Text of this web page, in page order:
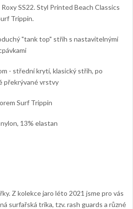
SS22. Styl Printed Beach Classics
Trippin.
"tank top" střih s nastavitelnými
- střední krytí, klasický střih, po
překrývané vrstvy
Surf Trippin
13% elastan
Z kolekce jaro léto 2021 jsme pro vás
surfařská trika, tzv. rash guards a různé